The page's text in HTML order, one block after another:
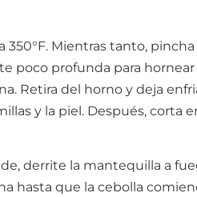
350°F. Mientras tanto,
poco profunda para
Retira del horno y deja
y la piel. Después, corta
derrite la mantequilla a
hasta que la cebolla